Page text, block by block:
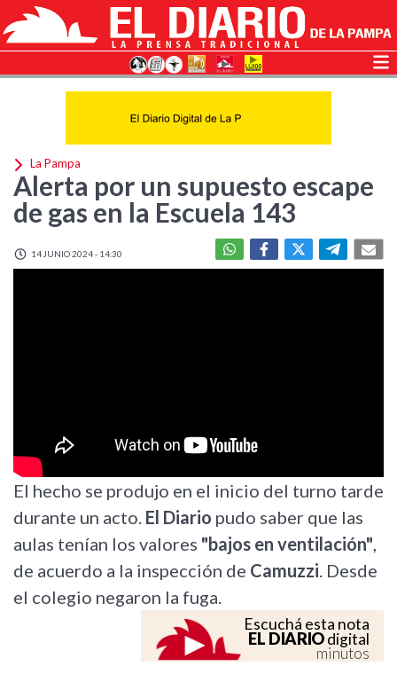
La Pampa
Alerta por un supuesto escape
de gas en la Escuela 143
14 JUNIO 2024 - 14:30
El hecho se produjo en el inicio del turno tarde
durante un acto. El Diario pudo saber que las
aulas tenían los valores "bajos en ventilación",
de acuerdo a la inspección de Camuzzi. Desde
el colegio negaron la fuga.
Escuchá esta nota
EL DIARIOdigital
minutos